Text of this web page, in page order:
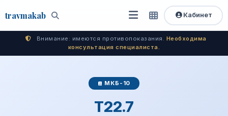
travmakab Поиск
Открыть
меню
Быстрый
доступ
Кабинет
Внимание: имеются противопоказания. Необходима
консультация специалиста.
МКБ-10
T22.7